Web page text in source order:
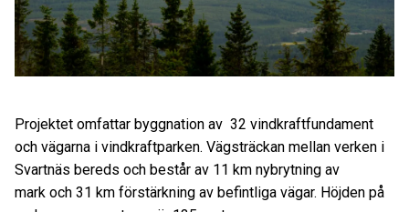
Projektet omfattar byggnation av 32 vindkraftfundament
och vägarna i vindkraftparken. Vägsträckan mellan verken i
Svartnäs bereds och består av 11 km nybrytning av
mark och 31 km förstärkning av befintliga vägar. Höjden på